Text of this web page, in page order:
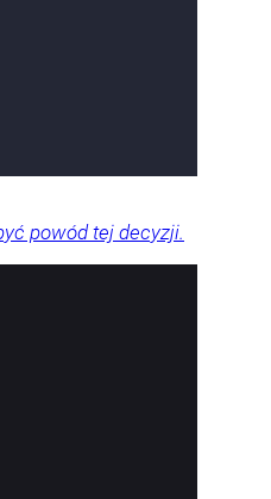
powód tej decyzji.